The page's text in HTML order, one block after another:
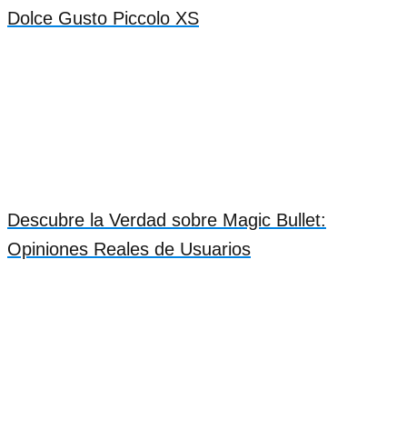
Dolce Gusto Piccolo XS
Descubre la Verdad sobre Magic Bullet:
Opiniones Reales de Usuarios